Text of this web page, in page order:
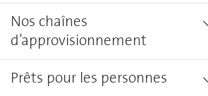
Nos chaînes
d’approvisionnement
Prêts pour les personnes